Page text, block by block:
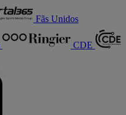
Fãs Unidos
CDE